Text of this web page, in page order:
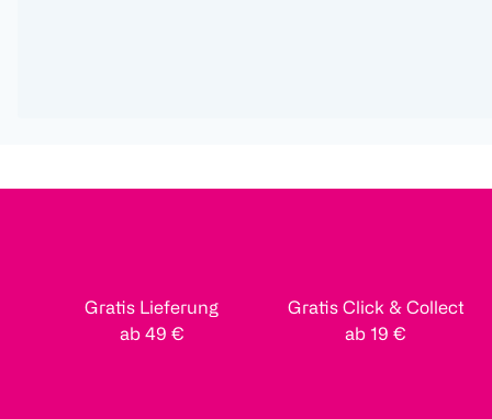
Gratis Lieferung
ab 49 €
Gratis Click & Collect
ab 19 €